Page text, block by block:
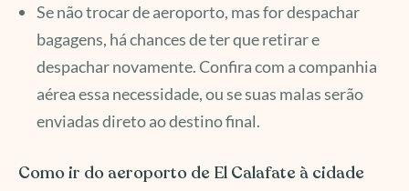
Se não trocar de aeroporto, mas for despachar
bagagens, há chances de ter que retirar e
despachar novamente. Confira com a companhia
aérea essa necessidade, ou se suas malas serão
enviadas direto ao destino final.
Como ir do aeroporto de El Calafate à cidade